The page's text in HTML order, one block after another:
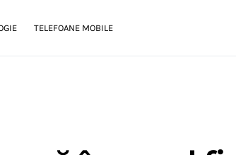
TELEFOANE MOBILE